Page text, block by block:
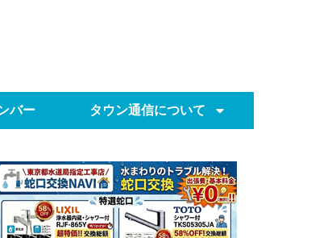
バー タウン通信について